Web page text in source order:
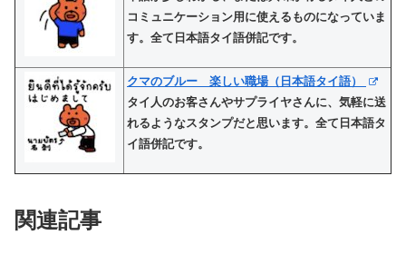
コミュニケーション用に使えるものになっていま
す。全て日本語タイ語併記です。
クマのブルー 楽しい職場（日本語タイ語）
タイ人のお客さんやサプライヤさんに、気軽に送
れるようなスタンプだと思います。全て日本語タ
イ語併記です。
関連記事